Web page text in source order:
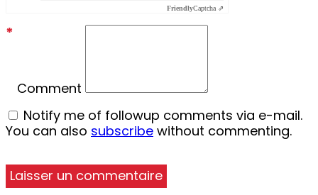
FriendlyCaptcha ⇗
Comment
*
Notify me of followup comments via e-mail.
You can also subscribe without commenting.